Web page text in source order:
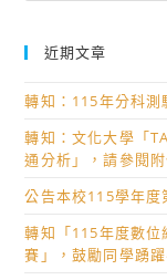
近期文章
轉知：115年分科測
轉知：文化大學「
通分析」，請參閱附
公告本校115學年
轉知「115年度數
賽」，鼓勵同學踴